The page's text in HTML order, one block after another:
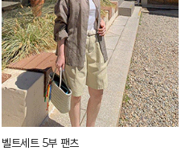
벨트세트 5부 팬츠